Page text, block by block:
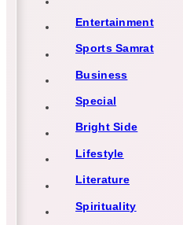
Entertainment
Sports Samrat
Business
Special
Bright Side
Lifestyle
Literature
Spirituality